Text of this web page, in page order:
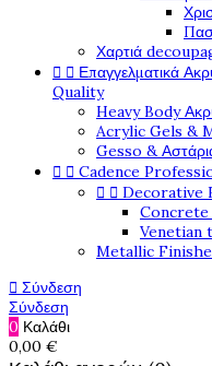
Χαρτιά
  Επαγγελματικά
Quality
Heavy Body
Acrylic Gels &
Gesso &
  Cadence
  Decorative
Concrete
Venetian
Metallic
 Σύνδεση
Σύνδεση
0 Καλάθι
0,00 €